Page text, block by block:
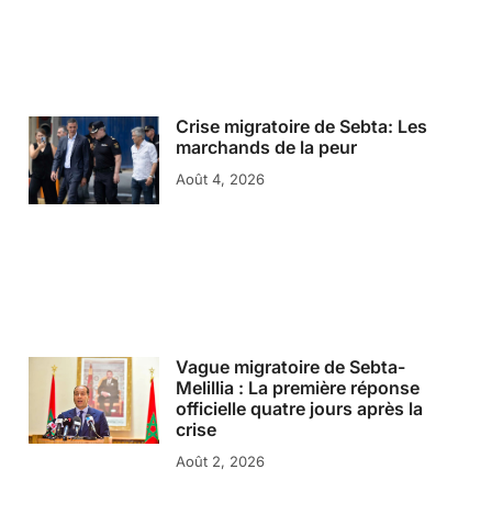
Crise migratoire de Sebta: Les
marchands de la peur
Août 4, 2026
Vague migratoire de Sebta-
Melillia : La première réponse
officielle quatre jours après la
crise
Août 2, 2026